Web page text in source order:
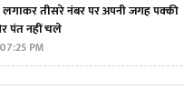
तीसरे नंबर पर अपनी जगह पक्की
पंत नहीं चले
PM